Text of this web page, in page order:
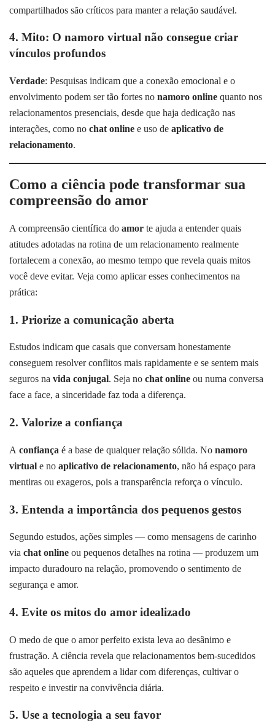
compartilhados são críticos para manter a relação saudável.
4. Mito: O namoro virtual não consegue criar
vínculos profundos
Verdade: Pesquisas indicam que a conexão emocional e o
envolvimento podem ser tão fortes no namoro online quanto nos
relacionamentos presenciais, desde que haja dedicação nas
interações, como no chat online e uso de aplicativo de
relacionamento.
Como a ciência pode transformar sua
compreensão do amor
A compreensão científica do amor te ajuda a entender quais
atitudes adotadas na rotina de um relacionamento realmente
fortalecem a conexão, ao mesmo tempo que revela quais mitos
você deve evitar. Veja como aplicar esses conhecimentos na
prática:
1. Priorize a comunicação aberta
Estudos indicam que casais que conversam honestamente
conseguem resolver conflitos mais rapidamente e se sentem mais
seguros na vida conjugal. Seja no chat online ou numa conversa
face a face, a sinceridade faz toda a diferença.
2. Valorize a confiança
A confiança é a base de qualquer relação sólida. No namoro
virtual e no aplicativo de relacionamento, não há espaço para
mentiras ou exageros, pois a transparência reforça o vínculo.
3. Entenda a importância dos pequenos gestos
Segundo estudos, ações simples — como mensagens de carinho
via chat online ou pequenos detalhes na rotina — produzem um
impacto duradouro na relação, promovendo o sentimento de
segurança e amor.
4. Evite os mitos do amor idealizado
O medo de que o amor perfeito exista leva ao desânimo e
frustração. A ciência revela que relacionamentos bem-sucedidos
são aqueles que aprendem a lidar com diferenças, cultivar o
respeito e investir na convivência diária.
5. Use a tecnologia a seu favor